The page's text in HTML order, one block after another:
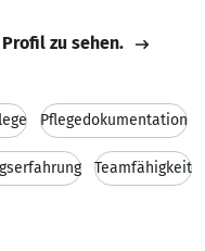
zu sehen.
Pflegedokumentation
Teamfähigkeit